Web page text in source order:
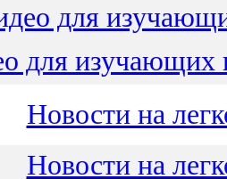
для
для изучающих
Новости на
Новости на